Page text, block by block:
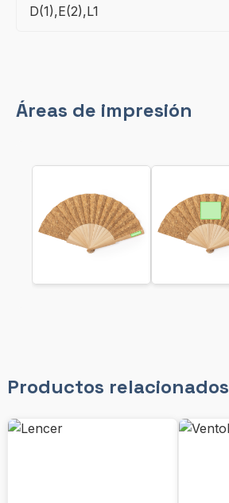
D(1),E(2),L1
Áreas de impresión
Productos relacionados